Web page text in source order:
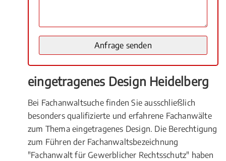
eingetragenes Design Heidelberg
Bei Fachanwaltsuche finden Sie ausschließlich
besonders qualifizierte und erfahrene Fachanwälte
zum Thema eingetragenes Design. Die Berechtigung
zum Führen der Fachanwaltsbezeichnung
"Fachanwalt für Gewerblicher Rechtsschutz" haben